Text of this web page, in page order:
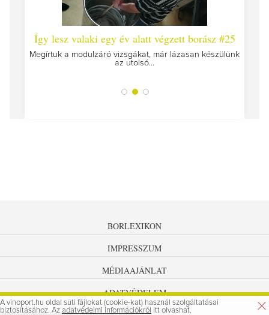
Így lesz valaki egy év alatt végzett borász #25
Megírtuk a modulzáró vizsgákat, már lázasan készülünk
az utolsó...
BORLEXIKON
IMPRESSZUM
MÉDIAAJÁNLAT
ADATVÉDELEM
A vinoport.hu oldal süti fájlokat (cookie-kat) használ szolgáltatásai
biztosításához. Az adatvédelmi információkról itt olvashat.